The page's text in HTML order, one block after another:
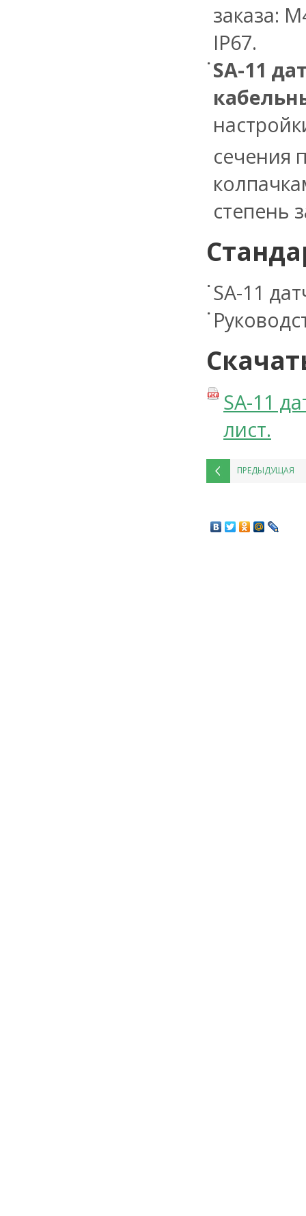
заказа:
IP67.
SA-11
сечения
степень
SA-11
SA-11
лист.
ПРЕДЫДУЩАЯ